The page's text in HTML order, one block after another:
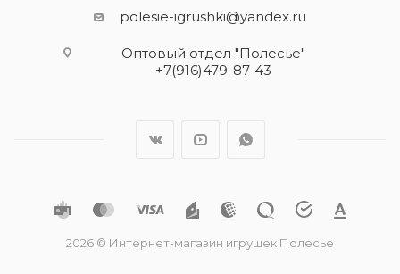
polesie-igrushki@yandex.ru
Оптовый отдел "Полесье"
+7(916)479-87-43
2026 © Интернет-магазин игрушек Полесье